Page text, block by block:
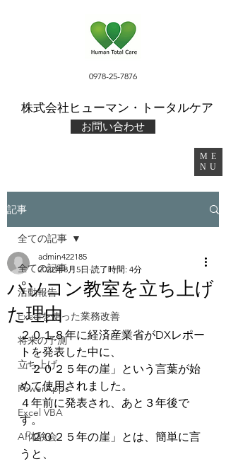
​株式会社ヒューマン・トータルケア
お問い合わせ
ME
NU
0978-25-7876
記事
全ての記事
活動報告
Excelを使った業務改善
将来の予測
立ち上げ
PowerApps
Excel VBA
AI体験会
全ての記事
パソコン教室を立ち上げ
た理由
admin422185
2022年8月5日 読了時間: 4分
２０１８年に経済産業省がDXレポー
トを発表した中に、
「２０２５年の崖」という言葉が始
めて使用されました。
４年前に発表され、あと３年後で
す。
「２０２５年の崖」とは、簡単に言
うと、